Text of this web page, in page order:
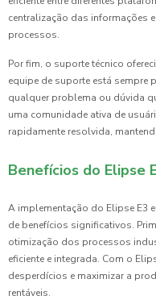
centralização das informações
processos.
Por fim, o suporte técnico
equipe de suporte está
qualquer problema ou dúvida
uma comunidade ativa de
rapidamente resolvida,
Benefícios do Elipse
A implementação do Elipse E3
de benefícios significativos.
otimização dos processos
eficiente e integrada. Com o
desperdícios e maximizar a
rentáveis.